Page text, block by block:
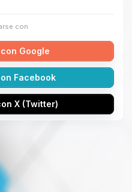
con
Google
Facebook
X (Twitter)